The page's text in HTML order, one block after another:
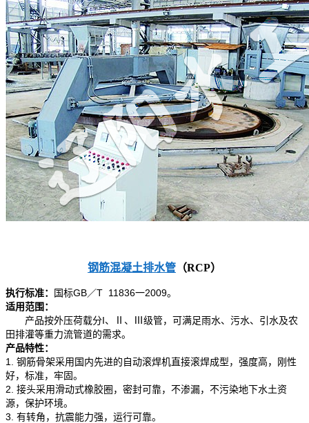
钢筋混凝土排水管 （RCP）
执行标准：
国标GB／T 11836一2009。
适用范围：
产品按外压荷载分I、Ⅱ、Ⅲ级管，可满足雨水、污水、引水及农
田排灌等重力流管道的需求。
产品特性：
1. 钢筋骨架采用国内先进的自动滚焊机直接滚焊成型，强度高，刚性
好，标准，牢固。
2. 接头采用滑动式橡胶圈，密封可靠，不渗漏，不污染地下水土资
源，保护环境。
3. 有转角，抗震能力强，运行可靠。